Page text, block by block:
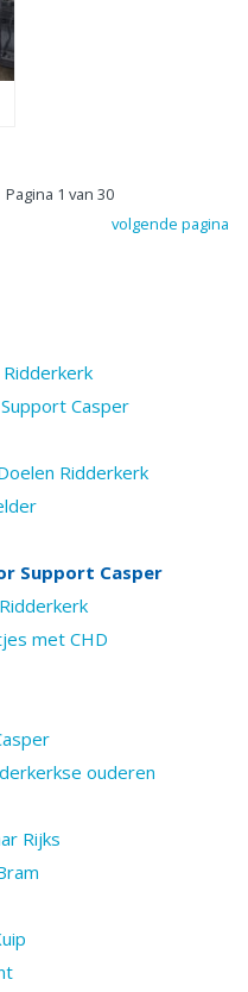
Pagina 1 van 30
volgende pagina
Casper
Ridderkerk
Support Casper
met CHD
ouderen
Rijks